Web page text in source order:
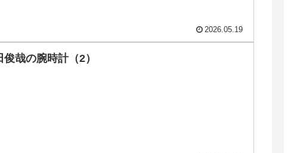
2026.05.19
俊哉の腕時計（2）